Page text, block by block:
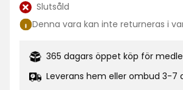
Lagersaldo:
Slutsåld
Denna vara kan inte returneras i
365 dagars öppet köp för
Leverans hem eller ombud 3-7